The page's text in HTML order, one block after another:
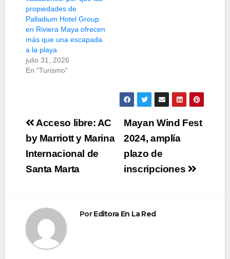
propiedades de
Palladium Hotel Group
en Riviera Maya ofrecen
más que una escapada
a la playa
julio 31, 2026
En "Turismo"
Navegación
de
entradas
Mayan Wind Fest
2024, amplía
plazo de
inscripciones
Acceso libre: AC
by Marriott y Marina
Internacional de
Santa Marta
PorEditora En La Red